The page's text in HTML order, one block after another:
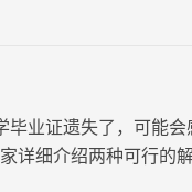
业证遗失了，可能会
详细介绍两种可行的